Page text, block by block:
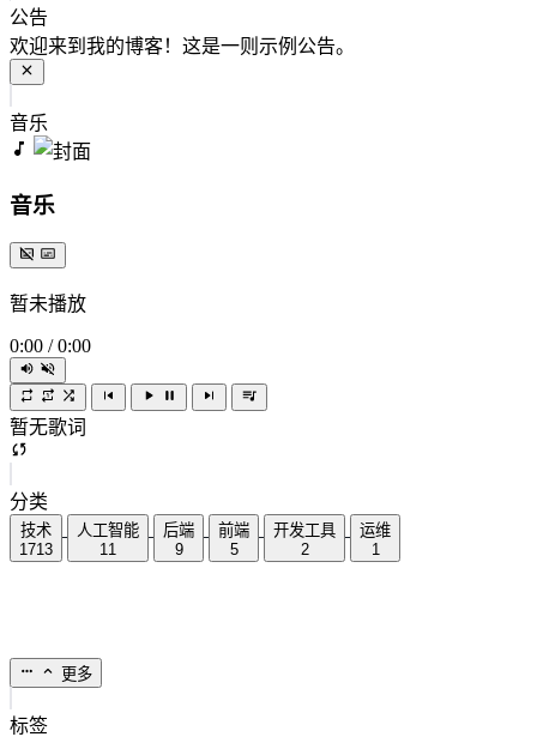
公告
欢迎来到我的博客！这是一则示例公告。
音乐
音乐
暂未播放
0:00 / 0:00
暂无歌词
分类
技术
1713
人工智能
11
后端
9
前端
5
开发工具
2
运维
1
更多
标签